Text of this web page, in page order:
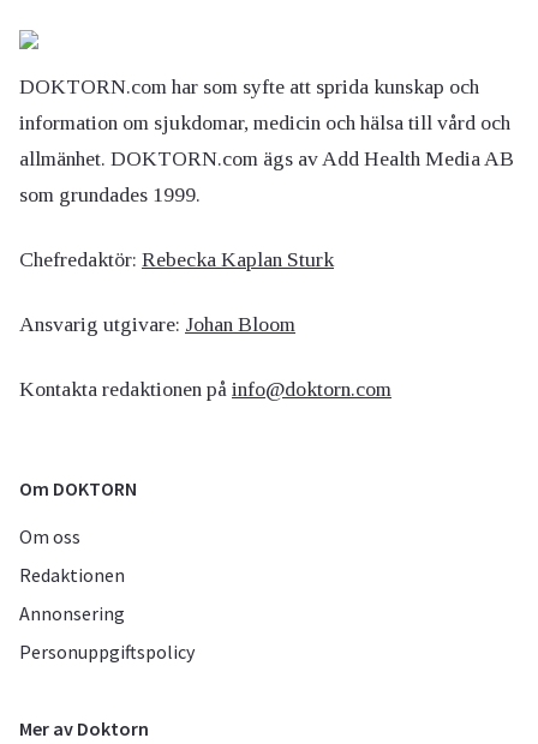
DOKTORN.com har som syfte att sprida kunskap och
information om sjukdomar, medicin och hälsa till vård och
allmänhet. DOKTORN.com ägs av Add Health Media AB
som grundades 1999.
Chefredaktör: Rebecka Kaplan Sturk
Ansvarig utgivare: Johan Bloom
Kontakta redaktionen på info@doktorn.com
Om DOKTORN
Om oss
Redaktionen
Annonsering
Personuppgiftspolicy
Mer av Doktorn